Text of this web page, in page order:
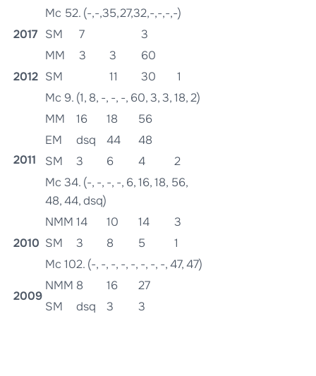
Mc 52. (-,-,35,27,32,-,-,-,-)
2017 SM 7 3
2012
MM 3 3
60
SM
11 30
1
Mc 9. (1, 8, -, -, -, 60, 3, 3, 18, 2)
2011
MM 16 18
56
EM
dsq 44
48
SM
3 6 4
2
Mc 34. (-, -, -, -, 6, 16, 18, 56,
48, 44, dsq)
2010
NMM 14 10 14
3
SM
3 8 5
1
Mc 102. (-, -, -, -, -, -, -, -, 47, 47)
2009
NMM 8 16
27
SM
dsq 3 3